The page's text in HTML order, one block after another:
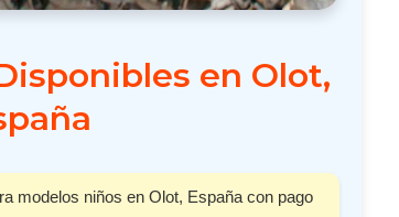
en Olot,
modelos niños en Olot, España con pago